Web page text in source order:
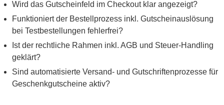
Wird das Gutscheinfeld im Checkout klar angezeigt?
Funktioniert der Bestellprozess inkl. Gutscheinauslösung
bei Testbestellungen fehlerfrei?
Ist der rechtliche Rahmen inkl. AGB und Steuer-Handling
geklärt?
Sind automatisierte Versand- und Gutschriftenprozesse für
Geschenkgutscheine aktiv?